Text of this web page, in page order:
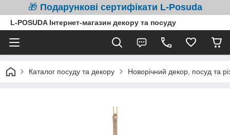
🎁 Подарункові сертифікати L-Posuda
L-POSUDA Інтернет-магазин декору та посуду
Каталог посуду та декору Новорічний декор, посуд та